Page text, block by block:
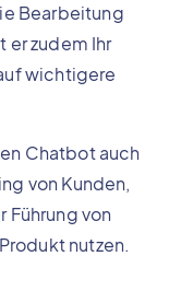
Bearbeitung
zudem Ihr
wichtigere
Chatbot auch
von Kunden,
Führung von
nutzen.